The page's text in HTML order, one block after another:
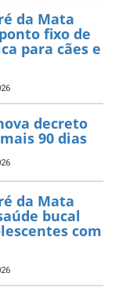
da Mata
fixo de
para cães e
decreto
90 dias
da Mata
bucal
com